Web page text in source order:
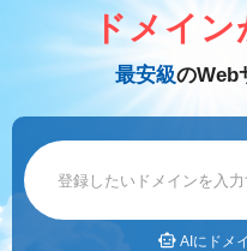
ドメイン検索
ドメイン価格一覧
サーバートップ
バリューサーバー
XREA
Oneレンタルサーバー
セキュリティ
セキュリティトップ
Value Domain ネットde診断
SSL証明書
サービス
サービストップ
お得意様割引
ドメイン
最安級のWeb
AIにドメ